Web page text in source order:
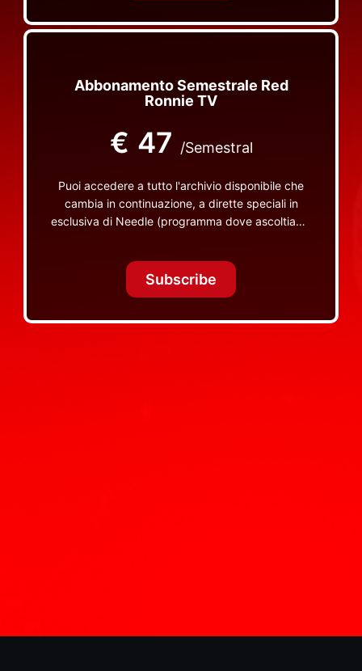
Abbonamento Semestrale Red
Ronnie TV
€ 47 /Semestral
Puoi accedere a tutto l'archivio disponibile che
cambia in continuazione, a dirette speciali in
esclusiva di Needle (programma dove ascoltiamo
TV non visibili da nessuna altra parte
Subscribe